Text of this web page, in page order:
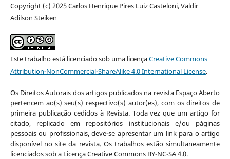
Copyright (c) 2025 Carlos Henrique Pires Luiz Casteloni, Valdir
Adilson Steiken
Este trabalho está licenciado sob uma licençaCreative Commons
Attribution-NonCommercial-ShareAlike 4.0 International License.
Os Direitos Autorais dos artigos publicados na revista Espaço Aberto
pertencem ao(s) seu(s) respectivo(s) autor(es), com os direitos de
primeira publicação cedidos à Revista. Toda vez que um artigo for
citado, replicado em repositórios institucionais e/ou páginas
pessoais ou profissionais, deve-se apresentar um link para o artigo
disponível no site da revista. Os trabalhos estão simultaneamente
licenciados sob a Licença Creative Commons BY-NC-SA 4.0.